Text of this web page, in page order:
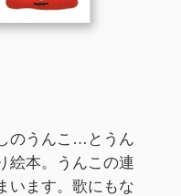
のうんこ…とうん
絵本。うんこの連
います。歌にもな